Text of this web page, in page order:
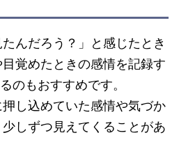
たんだろう？」と感じたとき
覚めたときの感情を記録す
のもおすすめです。
し込めていた感情や気づか
しずつ見えてくることがあ